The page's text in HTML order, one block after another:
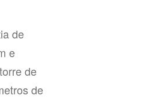
de
e
de
de